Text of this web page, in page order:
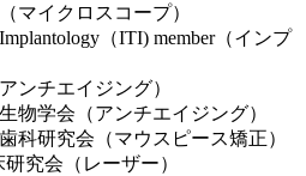
マイクロスコープ）
（ITI) member（インプ
ンチエイジング）
物学会（アンチエイジング）
科研究会（マウスピース矯正）
究会（レーザー）